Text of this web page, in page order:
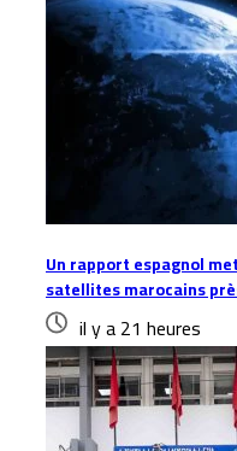
Un rapport espagnol
satellites marocains
il y a 21 heures